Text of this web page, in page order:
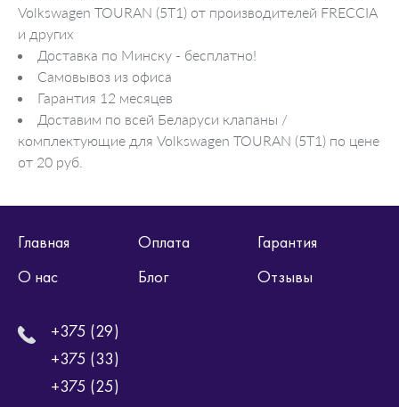
Volkswagen TOURAN (5T1) от производителей FRECCIA
и других
Доставка по Минску - бесплатно!
Самовывоз из офиса
Гарантия 12 месяцев
Доставим по всей Беларуси клапаны /
комплектующие для Volkswagen TOURAN (5T1) по цене
от 20 руб.
Главная Оплата
Гарантия
О нас
Блог Отзывы
+375 (29)
+375 (33)
+375 (25)